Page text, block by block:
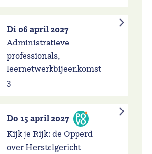
Di 06 april 2027
Administratieve
professionals,
leernetwerkbijeenkomst
3
Do 15 april 2027
Kijk je Rijk: de Opperd
over Herstelgericht